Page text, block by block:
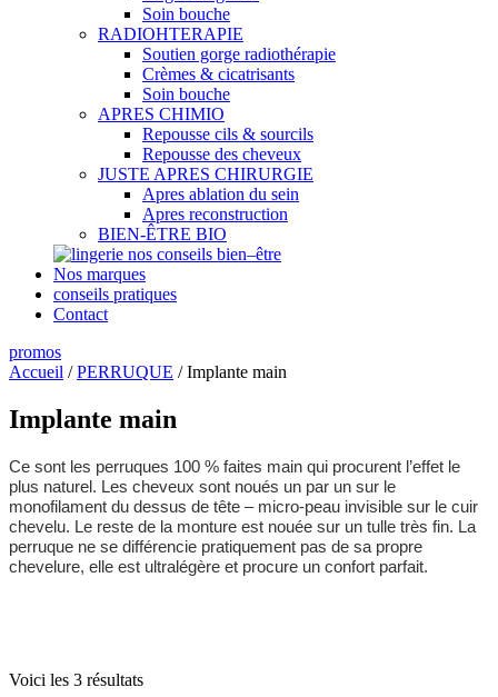
Soin bouche
RADIOHTERAPIE
Soutien gorge radiothérapie
Crèmes & cicatrisants
Soin bouche
APRES CHIMIO
Repousse cils & sourcils
Repousse des cheveux
JUSTE APRES CHIRURGIE
Apres ablation du sein
Apres reconstruction
BIEN-ÊTRE BIO
nos conseils bien–être
Nos marques
conseils pratiques
Contact
promos
Accueil /PERRUQUE / Implante main
Implante main
Ce sont les perruques 100 % faites main qui procurent l’effet le
plus naturel. Les cheveux sont noués un par un sur le
monofilament du dessus de tête – micro-peau invisible sur le cuir
chevelu. Le reste de la monture est nouée sur un tulle très fin. La
perruque ne se différencie pratiquement pas de sa propre
chevelure, elle est ultralégère et procure un confort parfait.
Voici les 3 résultats